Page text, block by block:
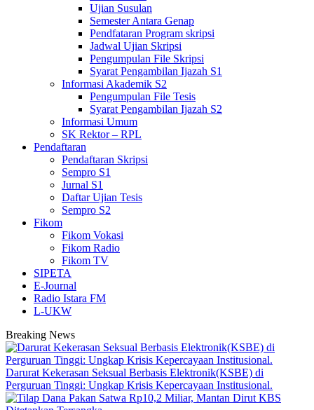
Ujian Susulan
Semester Antara Genap
Pendfataran Program skripsi
Jadwal Ujian Skripsi
Pengumpulan File Skripsi
Syarat Pengambilan Ijazah S1
Informasi Akademik S2
Pengumpulan File Tesis
Syarat Pengambilan Ijazah S2
Informasi Umum
SK Rektor – RPL
Pendaftaran
Pendaftaran Skripsi
Sempro S1
Jurnal S1
Daftar Ujian Tesis
Sempro S2
Fikom
Fikom Vokasi
Fikom Radio
Fikom TV
SIPETA
E-Journal
Radio Istara FM
L-UKW
Breaking News
Darurat Kekerasan Seksual Berbasis Elektronik(KSBE) di
Perguruan Tinggi: Ungkap Krisis Kepercayaan Institusional.